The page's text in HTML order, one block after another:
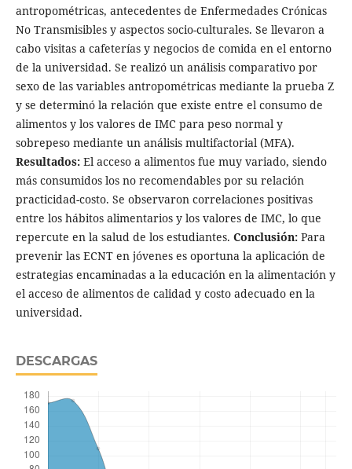
antropométricas, antecedentes de Enfermedades Crónicas
No Transmisibles y aspectos socio-culturales. Se llevaron a
cabo visitas a cafeterías y negocios de comida en el entorno
de la universidad. Se realizó un análisis comparativo por
sexo de las variables antropométricas mediante la prueba Z
y se determinó la relación que existe entre el consumo de
alimentos y los valores de IMC para peso normal y
sobrepeso mediante un análisis multifactorial (MFA).
Resultados: El acceso a alimentos fue muy variado, siendo
más consumidos los no recomendables por su relación
practicidad-costo. Se observaron correlaciones positivas
entre los hábitos alimentarios y los valores de IMC, lo que
repercute en la salud de los estudiantes. Conclusión: Para
prevenir las ECNT en jóvenes es oportuna la aplicación de
estrategias encaminadas a la educación en la alimentación y
el acceso de alimentos de calidad y costo adecuado en la
universidad.
DESCARGAS